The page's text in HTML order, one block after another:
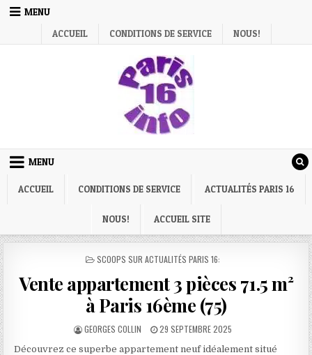
Skip
MENU
ACCUEIL
CONDITIONS DE SERVICE NOUS!
MENU
ACCUEIL CONDITIONS DE SERVICE ACTUALITÉS PARIS 16
NOUS! ACCUEIL SITE
POSTED
SCOOPS SUR ACTUALITÉS PARIS 16:
Vente appartement 3 pièces 71.5 m²
à Paris 16ème (75)
AUTHOR:
GEORGES COLLIN
PUBLISHED
29 SEPTEMBRE 2025
Découvrez ce superbe appartement neuf idéalement situé